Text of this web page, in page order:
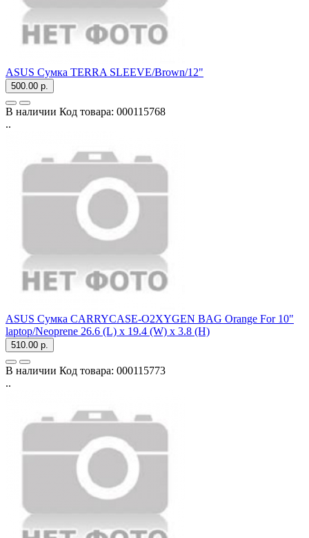
ASUS Сумка TERRA SLEEVE/Brown/12"
500.00 р.
В наличии Код товара: 000115768
..
ASUS Сумка CARRYCASE-O2XYGEN BAG Orange For 10"
laptop/Neoprene 26.6 (L) x 19.4 (W) x 3.8 (H)
510.00 р.
В наличии Код товара: 000115773
..